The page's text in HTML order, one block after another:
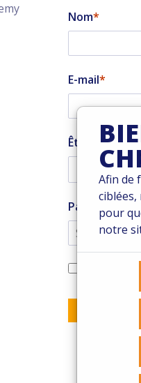
Nom
E-mail
Êtes-vous
Pays
newsletter
Afin de
pour
notre